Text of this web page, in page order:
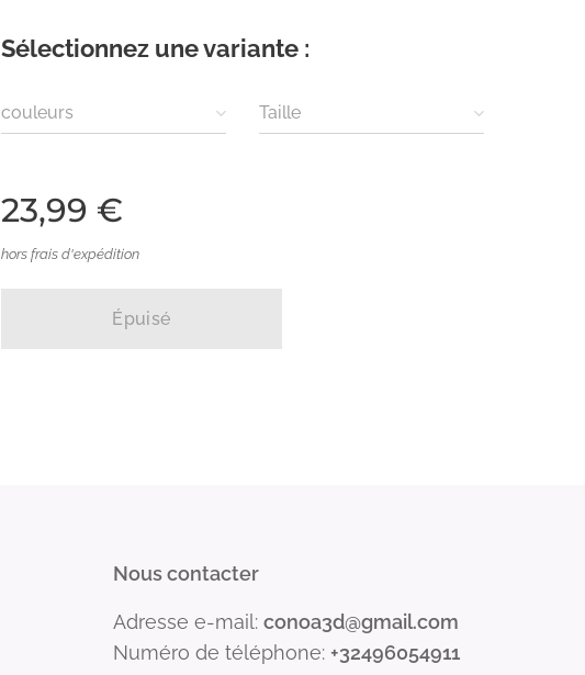
Sélectionnez une variante :
couleurs Taille
23,99 €
hors frais d'expédition
Épuisé
Nous contacter
Adresse e-mail: conoa3d@gmail.com
Numéro de téléphone: +32496054911